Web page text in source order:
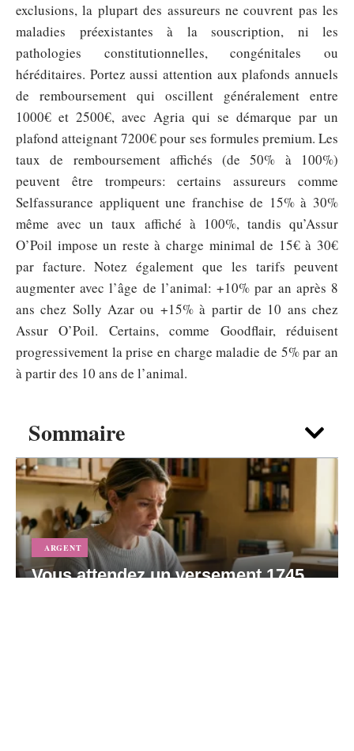
Sommaire
ARGENT
Vous attendez un versement 1745
exclusions, la plupart des assureurs ne couvrent pas les
maladies préexistantes à la souscription, ni les
pathologies constitutionnelles, congénitales ou
héréditaires. Portez aussi attention aux plafonds annuels
de remboursement qui oscillent généralement entre
1000€ et 2500€, avec Agria qui se démarque par un
plafond atteignant 7200€ pour ses formules premium. Les
taux de remboursement affichés (de 50% à 100%)
peuvent être trompeurs: certains assureurs comme
Selfassurance appliquent une franchise de 15% à 30%
même avec un taux affiché à 100%, tandis qu’Assur
O’Poil impose un reste à charge minimal de 15€ à 30€
par facture. Notez également que les tarifs peuvent
augmenter avec l’âge de l’animal: +10% par an après 8
ans chez Solly Azar ou +15% à partir de 10 ans chez
Assur O’Poil. Certains, comme Goodflair, réduisent
progressivement la prise en charge maladie de 5% par an
à partir des 10 ans de l’animal.